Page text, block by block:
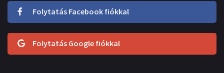
Folytatás Facebook fiókkal
Folytatás Google fiókkal